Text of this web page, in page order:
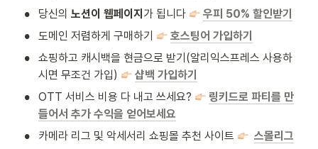
• 당신의 노션이 웹페이지 가 됩니다 우피 50% 할인받기
• 도메인 저렴하게 구매하기 호스팅어 가입하기
•
쇼핑하고 캐시백을 현금으로 받기(알리익스프레스 사용하
시면 무조건 가입)
샵백 가입하기
• OTT 서비스 비용 다 내고 쓰세요?
링키드로 파티를 만
들어서 추가 수익을 얻어보세요
• 카메라 리그 및 악세서리 쇼핑몰 추천 사이트 스몰리그